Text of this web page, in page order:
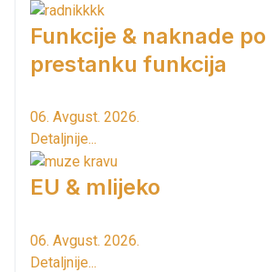
Funkcije & naknade po
prestanku funkcija
06. Avgust. 2026.
Detaljnije...
EU & mlijeko
06. Avgust. 2026.
Detaljnije...